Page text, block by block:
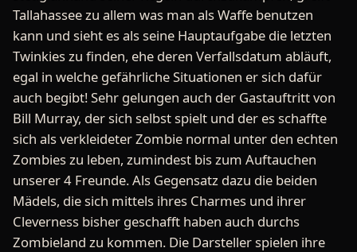
Tallahassee zu allem was man als Waffe benutzen
kann und sieht es als seine Hauptaufgabe die letzten
Twinkies zu finden, ehe deren Verfallsdatum abläuft,
egal in welche gefährliche Situationen er sich dafür
auch begibt! Sehr gelungen auch der Gastauftritt von
Bill Murray, der sich selbst spielt und der es schaffte
sich als verkleideter Zombie normal unter den echten
Zombies zu leben, zumindest bis zum Auftauchen
unserer 4 Freunde. Als Gegensatz dazu die beiden
Mädels, die sich mittels ihres Charmes und ihrer
Cleverness bisher geschafft haben auch durchs
Zombieland zu kommen. Die Darsteller spielen ihre